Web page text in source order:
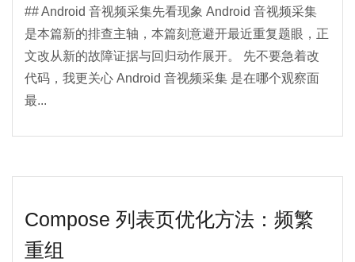
## Android 音视频采集先看现象 Android 音视频采集
是本篇新的排查主轴，本篇刻意避开最近重复题眼，正
文改从新的故障证据与回归动作展开。 先不要急着改
代码，我更关心 Android 音视频采集 是在哪个观察面
最...
Compose 列表页优化方法：频繁
重组